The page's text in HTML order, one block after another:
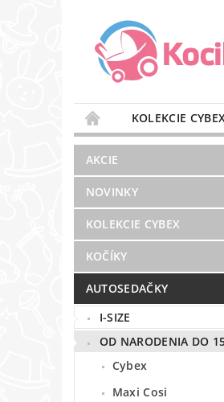
KOLEKCIE
STAROSTLIVOSŤ O
BLOG
PREDAJŇA
AKCIE
NOVINKY
KOLEKCIE CYBEX
KOČÍKY
AUTOSEDAČKY
I-SIZE
OD NARODENIA DO
Cybex
Maxi Cosi